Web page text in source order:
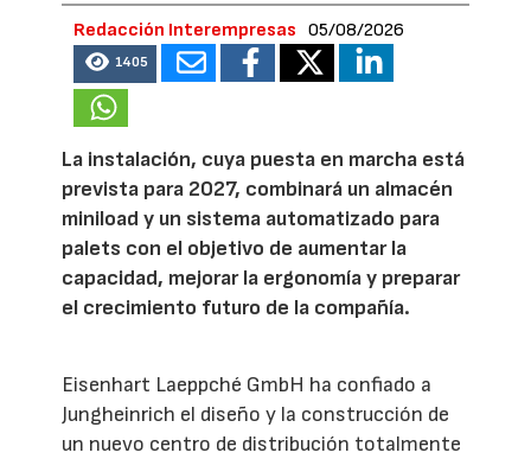
Redacción Interempresas 05/08/2026
1405
La instalación, cuya puesta en marcha está
prevista para 2027, combinará un almacén
miniload y un sistema automatizado para
palets con el objetivo de aumentar la
capacidad, mejorar la ergonomía y preparar
el crecimiento futuro de la compañía.
Eisenhart Laeppché GmbH ha confiado a
Jungheinrich el diseño y la construcción de
un nuevo centro de distribución totalmente